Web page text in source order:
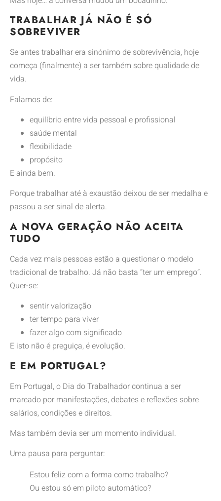
TRABALHAR JÁ NÃO É SÓ
SOBREVIVER
Se antes trabalhar era sinónimo de sobrevivência, hoje
começa (finalmente) a ser também sobre qualidade de
vida.
Falamos de:
equilíbrio entre vida pessoal e profissional
saúde mental
flexibilidade
propósito
E ainda bem.
Porque trabalhar até à exaustão deixou de ser medalha e
passou a ser sinal de alerta.
A NOVA GERAÇÃO NÃO ACEITA
TUDO
Cada vez mais pessoas estão a questionar o modelo
tradicional de trabalho. Já não basta “ter um emprego”.
Quer-se:
sentir valorização
ter tempo para viver
fazer algo com significado
E isto não é preguiça, é evolução.
E EM PORTUGAL?
Em Portugal, o Dia do Trabalhador continua a ser
marcado por manifestações, debates e reflexões sobre
salários, condições e direitos.
Mas também devia ser um momento individual.
Uma pausa para perguntar:
Estou feliz com a forma como trabalho?
Ou estou só em piloto automático?